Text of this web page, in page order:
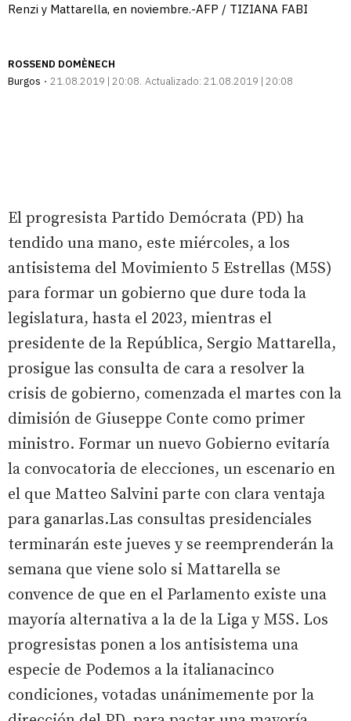
Renzi y Mattarella, en noviembre.-AFP / TIZIANA FABI
ROSSEND DOMÈNECH
Burgos
21.08.2019 | 20:08 Actualizado: 21.08.2019 | 20:08
El progresista Partido Demócrata (PD) ha
tendido una mano, este miércoles, a los
antisistema del Movimiento 5 Estrellas (M5S)
para formar un gobierno que dure toda la
legislatura, hasta el 2023, mientras el
presidente de la República, Sergio Mattarella,
prosigue las consulta de cara a resolver la
crisis de gobierno, comenzada el martes con la
dimisión de Giuseppe Conte como primer
ministro. Formar un nuevo Gobierno evitaría
la convocatoria de elecciones, un escenario en
el que Matteo Salvini parte con clara ventaja
para ganarlas.Las consultas presidenciales
terminarán este jueves y se reemprenderán la
semana que viene solo si Mattarella se
convence de que en el Parlamento existe una
mayoría alternativa a la de la Liga y M5S. Los
progresistas ponen a los antisistema una
especie de Podemos a la italianacinco
condiciones, votadas unánimemente por la